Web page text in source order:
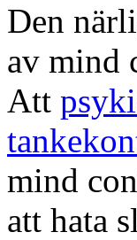
Den
av mind
Att
mind
att hata